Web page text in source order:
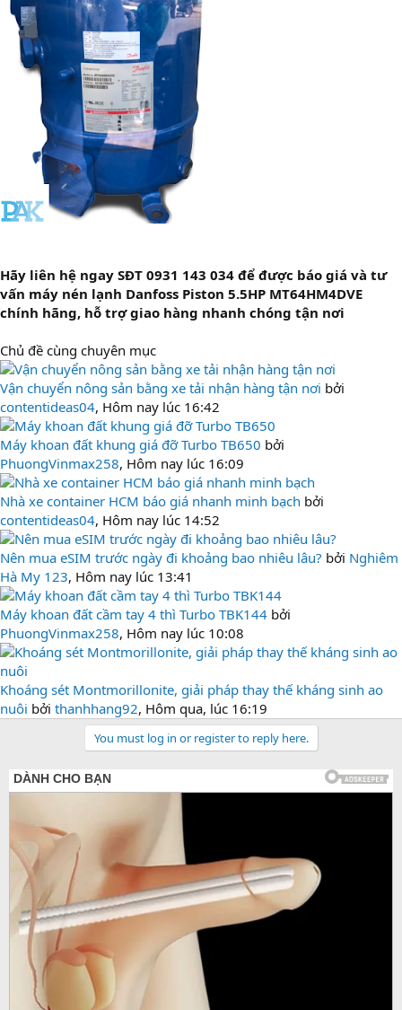
Hãy liên hệ ngay SĐT 0931 143 034 để được báo giá và tư
vấn máy nén lạnh Danfoss Piston 5.5HP MT64HM4DVE
chính hãng, hỗ trợ giao hàng nhanh chóng tận nơi
Chủ đề cùng chuyên mục
Vận chuyển nông sản bằng xe tải nhận hàng tận nơi bởi
contentideas04, Hôm nay lúc 16:42
Máy khoan đất khung giá đỡ Turbo TB650 bởi
PhuongVinmax258, Hôm nay lúc 16:09
Nhà xe container HCM báo giá nhanh minh bạch bởi
contentideas04, Hôm nay lúc 14:52
Nên mua eSIM trước ngày đi khoảng bao nhiêu lâu? bởi Nghiêm
Hà My 123, Hôm nay lúc 13:41
Máy khoan đất cầm tay 4 thì Turbo TBK144 bởi
PhuongVinmax258, Hôm nay lúc 10:08
Khoáng sét Montmorillonite, giải pháp thay thế kháng sinh ao
nuôi bởi thanhhang92, Hôm qua, lúc 16:19
You must log in or register to reply here.